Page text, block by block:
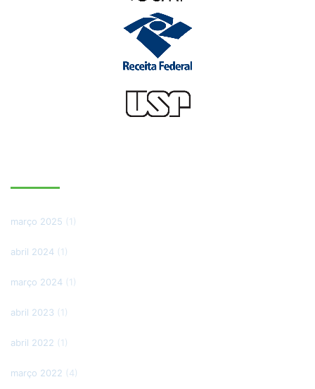
março 2025 (1)
abril 2024 (1)
março 2024 (1)
abril 2023 (1)
abril 2022 (1)
março 2022 (4)